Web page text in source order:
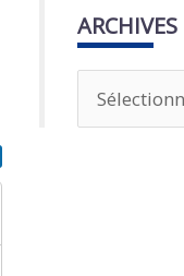
ARCHIVES
r